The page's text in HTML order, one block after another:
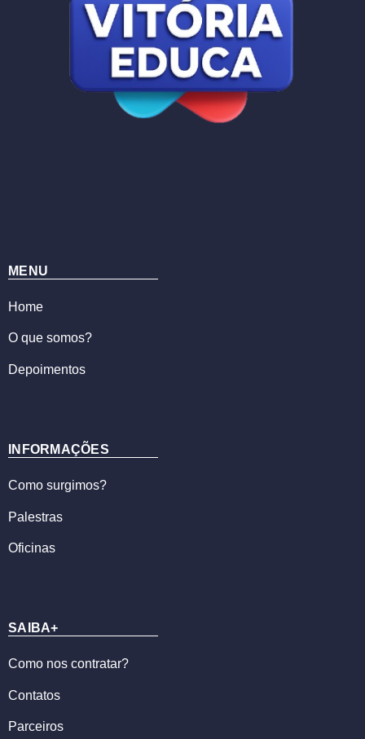
MENU
Home
O que somos?
Depoimentos
INFORMAÇÕES
Como surgimos?
Palestras
Oficinas
SAIBA+
Como nos contratar?
Contatos
Parceiros